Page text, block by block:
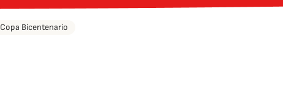
Copa Bicentenario